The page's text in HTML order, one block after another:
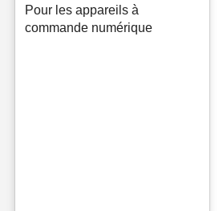
Pour les appareils à
commande numérique